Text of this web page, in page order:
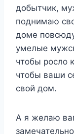
добытчик,
поднимаю
доме
умелые
чтобы росло
чтобы ваши
свой дом.
А я желаю